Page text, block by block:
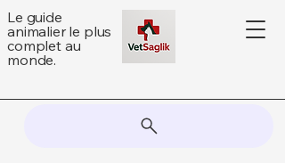
Le guide
animalier le plus
complet au
monde.